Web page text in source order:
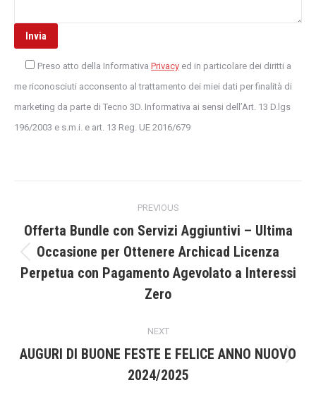
Preso atto della Informativa Privacy ed in particolare dei diritti a
me riconosciuti acconsento al trattamento dei miei dati per finalità di
marketing da parte di Tecno 3D. Informativa ai sensi dell’Art. 13 D.lgs
196/2003 e s.m.i. e art. 13 Reg. UE 2016/679
navigation
PREVIOUS
Previous
post:
Offerta Bundle con Servizi Aggiuntivi – Ultima
Occasione per Ottenere Archicad Licenza
Perpetua con Pagamento Agevolato a Interessi
Zero
NEXT
Next
post:
AUGURI DI BUONE FESTE E FELICE ANNO NUOVO
2024/2025